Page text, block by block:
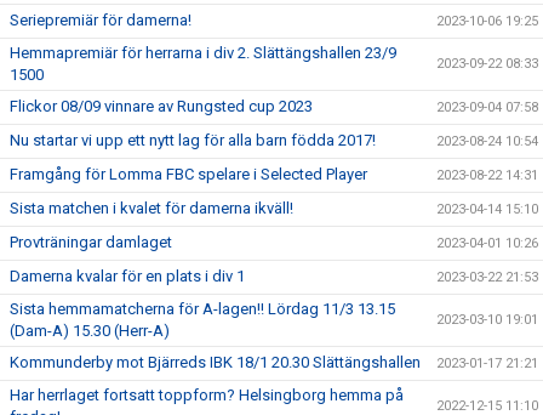
Seriepremiär för damerna! 2023-10-06 19:25
Hemmapremiär för herrarna i div 2. Slättängshallen 23/9
1500
2023-09-22 08:33
Flickor 08/09 vinnare av Rungsted cup 2023 2023-09-04 07:58
Nu startar vi upp ett nytt lag för alla barn födda 2017! 2023-08-24 10:54
Framgång för Lomma FBC spelare i Selected Player 2023-08-22 14:31
Sista matchen i kvalet för damerna ikväll! 2023-04-14 15:10
Provträningar damlaget 2023-04-01 10:26
Damerna kvalar för en plats i div 1 2023-03-22 21:53
Sista hemmamatcherna för A-lagen!! Lördag 11/3 13.15
(Dam-A) 15.30 (Herr-A)
2023-03-10 19:01
Kommunderby mot Bjärreds IBK 18/1 20.30 Slättängshallen 2023-01-17 21:21
Har herrlaget fortsatt toppform? Helsingborg hemma på
2022-12-15 11:10